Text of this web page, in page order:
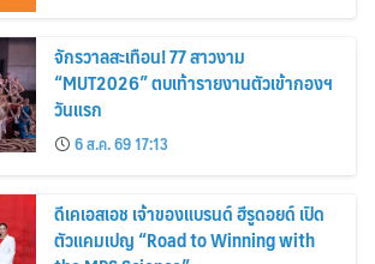
จักรวาลสะเทือน! 77 สาวงาม
“MUT2026” ตบเท้ารายงานตัวเข้ากองฯ
วันแรก
6 ส.ค. 69 17:13
ดีเคเอสเอช เจ้าของแบรนด์ ฮีรูดอยด์ เปิด
ตัวแคมเปญ “Road to Winning with